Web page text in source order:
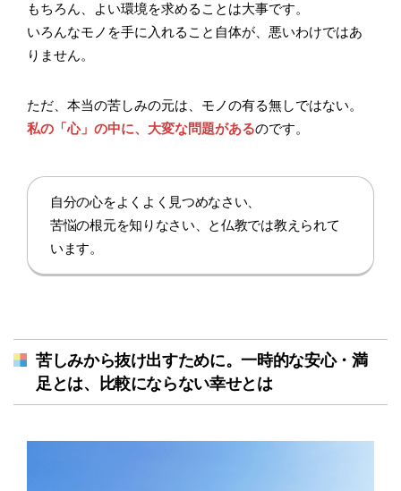
もちろん、よい環境を求めることは大事です。
いろんなモノを手に入れること自体が、悪いわけではあ
りません。
ただ、本当の苦しみの元は、モノの有る無しではない。
私の「心」の中に、大変な問題があるのです。
自分の心をよくよく見つめなさい、
苦悩の根元を知りなさい、と仏教では教えられて
います。
苦しみから抜け出すために。一時的な安心・満
足とは、比較にならない幸せとは